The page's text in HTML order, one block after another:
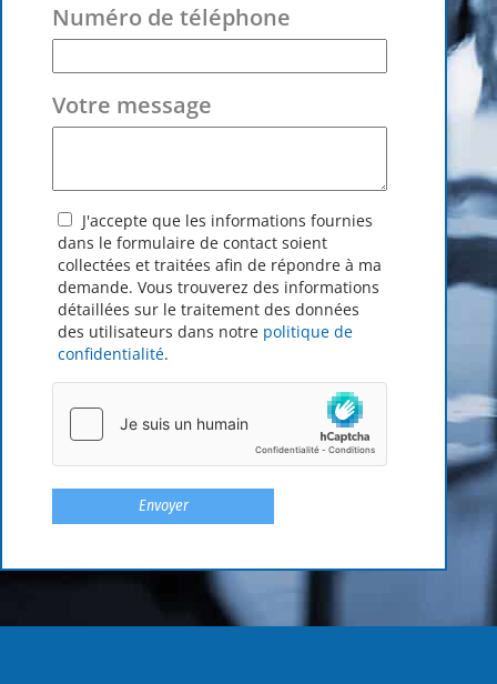
Numéro de téléphone
Votre message
J'accepte que les informations fournies
dans le formulaire de contact soient
collectées et traitées afin de répondre à ma
demande. Vous trouverez des informations
détaillées sur le traitement des données
des utilisateurs dans notre politique de
confidentialité.